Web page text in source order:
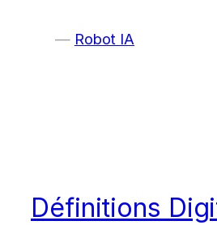
Robot IA
Définitions